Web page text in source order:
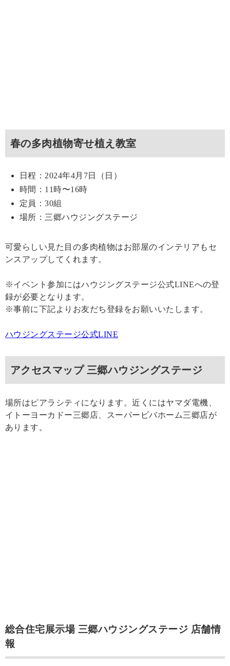
春の多肉植物寄せ植え教室
日程：2024年4月7日（日）
時間：11時〜16時
定員：30組
場所：三郷ハウジングステージ
可愛らしい見た目の多肉植物はお部屋のインテリアもセ
ンスアップしてくれます。
※イベント参加にはハウジングステージ公式LINEへの登
録が必要となります。
※事前に下記よりお友だち登録をお願いいたします。
ハウジングステージ公式LINE
アクセスマップ 三郷ハウジングステージ
場所はピアラシティになります。近くにはヤマダ電機、
イトーヨーカドー三郷店、スーパービバホーム三郷店が
あります。
総合住宅展示場 三郷ハウジングステージ 店舗情
報